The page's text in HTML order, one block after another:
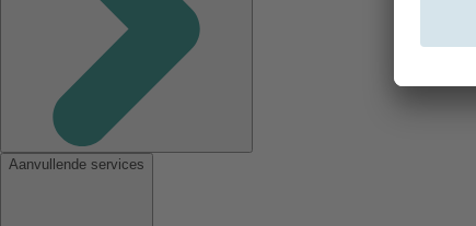
Aanvullende services